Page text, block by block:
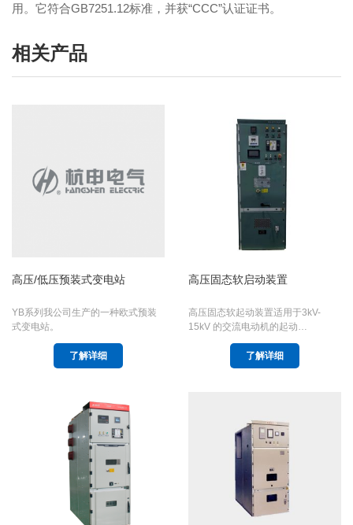
用。它符合GB7251.12标准，并获“CCC”认证证书。
相关产品
高压/低压预装式变电站
YB系列我公司生产的一种欧式预装
式变电站。
了解详细
高压固态软启动装置
高压固态软起动装置适用于3kV-
15kV 的交流电动机的起动…
了解详细